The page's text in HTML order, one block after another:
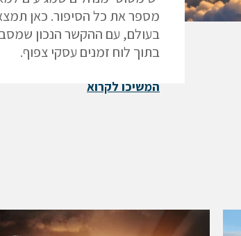
מספר את כל הסיפור. כאן
בעולם, עם ההקשר הנכון
בתוך לוח זמנים עסקי צפוף.
המשיכו לקרוא